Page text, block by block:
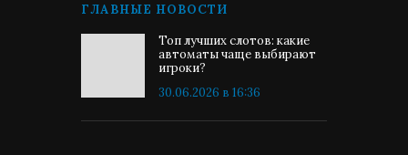
ГЛАВНЫЕ НОВОСТИ
Топ лучших слотов: какие
автоматы чаще выбирают
игроки?
30.06.2026 в 16:36